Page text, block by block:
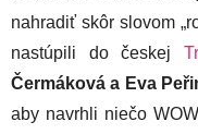
nahradiť skôr slovom
nastúpili do českej
Čermáková a Eva
aby navrhli niečo